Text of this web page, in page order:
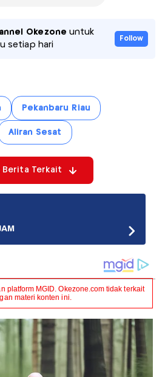
Okezone untuk
setiap hari
Follow
Pekanbaru Riau
Aliran Sesat
Berita Terkait